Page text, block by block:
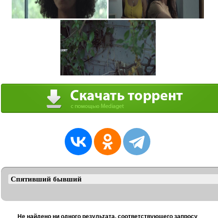
Не найдено ни одного результата, соответствующего запросу